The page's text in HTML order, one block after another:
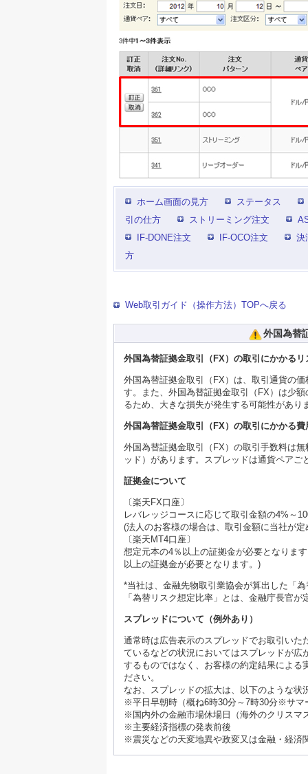
ホーム画面の見方
ステータス
引の仕方
ストリーミング注文
IF-DONE注文
IF-OCO注文
決
方
Web取引ガイド（操作方法）TOPへ戻る
外国為替
外国為替証拠金取引（FX）の取引にかかるリ
外国為替証拠金取引（FX）は、取引通貨の
す。また、外国為替証拠金取引（FX）は少
るため、大きな損失が発生する可能性があ
外国為替証拠金取引（FX）の取引にかかる費
外国為替証拠金取引（FX）の取引手数料は
ッド）があります。スプレッドは通貨ペア
証拠金について
〔楽天FX口座〕
レバレッジコースに応じて取引金額の4%～
(法人のお客様の場合は、取引金額に当社が
〔楽天MT4口座〕
想定元本の4％以上の証拠金が必要となりま
以上の証拠金が必要となります。)
*当社は、金融先物取引業協会が算出した「
「為替リスク想定比率」とは、金融庁長官
スプレッドについて（例外あり）
通常時は広告表示のスプレッドでお取引い
ているなどの状況においてはスプレッドが
するものではなく、お客様の約定結果によ
ださい。
なお、スプレッドの拡大は、以下のような状
※平日早朝時（概ね6時30分～7時30分※サマ
※国内外の金融市場休場日（海外のクリスマ
※主要経済指標の発表前後
※震災などの天変地異や政変又は金融・経済